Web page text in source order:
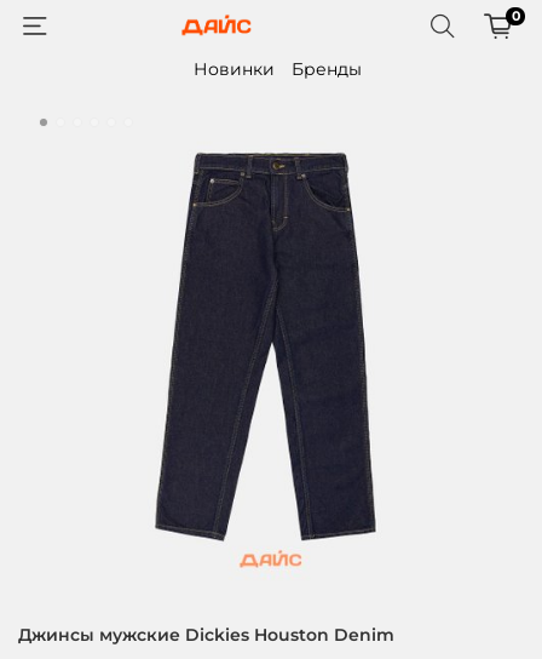
0
Новинки Бренды
Джинсы мужские Dickies Houston Denim